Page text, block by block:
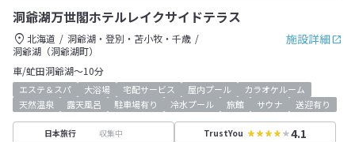
洞爺湖万世閣ホテルレイクサイドテラス
施設詳細
北海道
洞爺湖・登別・苫小牧・千歳
洞爺湖（洞爺湖町）
車/虻田洞爺湖～10分
エステ＆スパ 大浴場 宅配サービス 屋内プール
カラオケルーム
天然温泉
露天風呂 駐車場有り 冷水プール 旅館 サウナ 送迎有り
日本旅行 収集中 TrustYou 4.1